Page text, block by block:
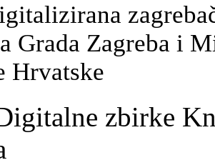
Grada Zagreba i
Hrvatske
zbirke